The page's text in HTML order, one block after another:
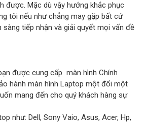
được. Mặc dù vậy hướng khắc phục
tôi nếu như chẳng may gặp bất cứ
sàng tiếp nhận và giải quyết mọi vấn đề
được cung cấp màn hình Chính
hành màn hình Laptop một đổi một
mang đến cho quý khách hàng sự
như: Dell, Sony Vaio, Asus, Acer, Hp,